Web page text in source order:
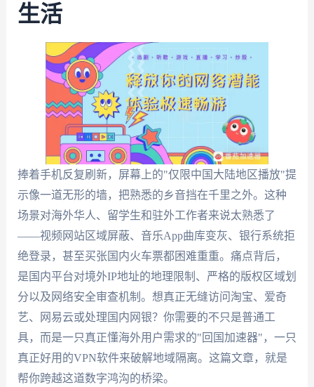
生活
捧着手机反复刷新，屏幕上的"仅限中国大陆地区播放"提
示像一道无形的墙，把熟悉的乡音挡在千里之外。这种
场景对海外华人、留学生和驻外工作者来说太熟悉了
——视频网站区域屏蔽、音乐App曲库变灰、银行系统拒
绝登录，甚至买张国内火车票都困难重重。痛点背后，
是国内平台对境外IP地址的地理限制、严格的版权区域划
分以及网络安全审查机制。想真正无缝访问淘宝、爱奇
艺、网易云或处理国内网银？你需要的不只是普通工
具，而是一只真正懂海外用户需求的"回国加速器"，一只
真正好用的VPN软件来破解地域隔离。这篇文章，就是
帮你跨越这道数字鸿沟的桥梁。